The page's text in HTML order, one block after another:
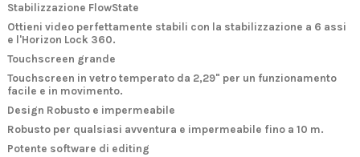
Stabilizzazione FlowState
Ottieni video perfettamente stabili con la stabilizzazione a 6 assi
e l'Horizon Lock 360.
Touchscreen grande
Touchscreen in vetro temperato da 2,29" per un funzionamento
facile e in movimento.
Design Robusto e impermeabile
Robusto per qualsiasi avventura e impermeabile fino a 10 m.
Potente software di editing